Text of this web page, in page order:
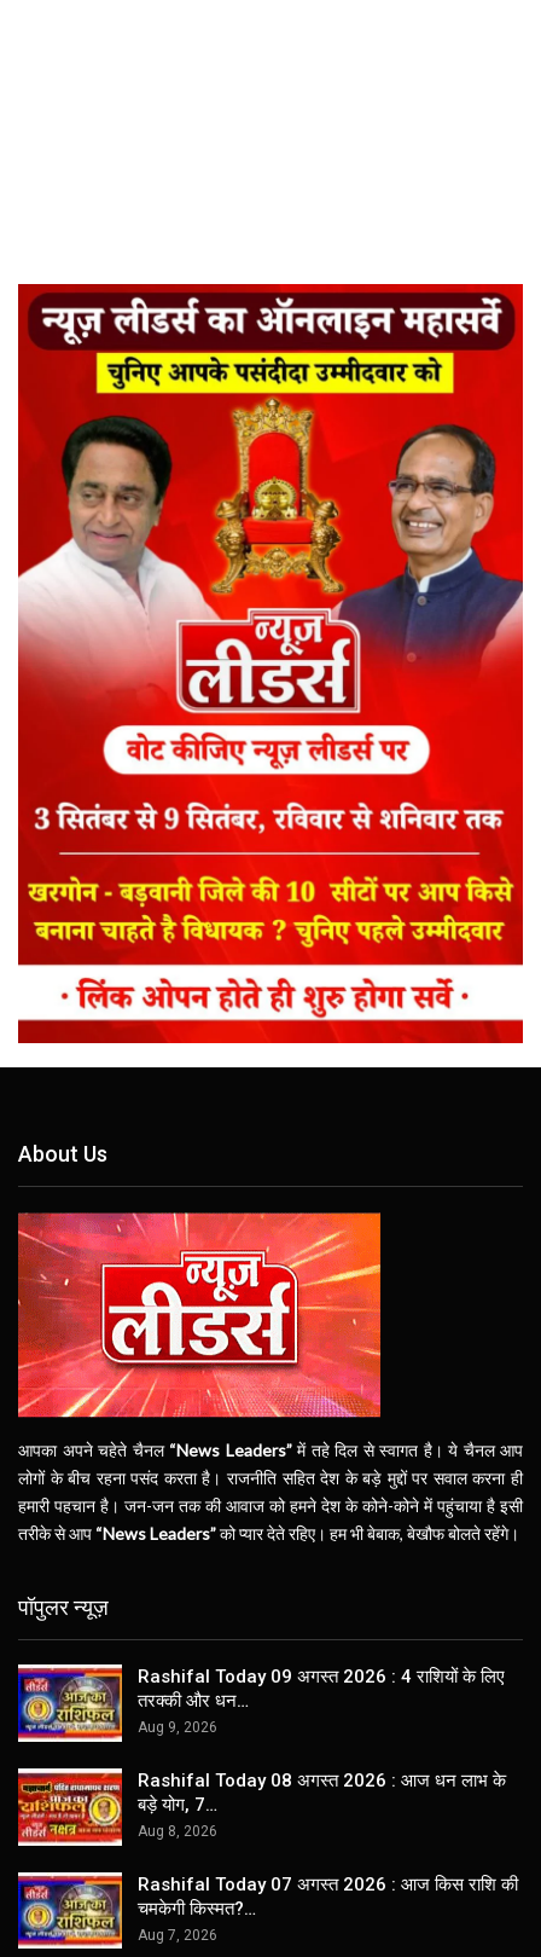
About Us
आपका अपने चहेते चैनल “News Leaders”में तहे दिल से स्वागत है। ये चैनल आप
लोगों के बीच रहना पसंद करता है। राजनीति सहित देश के बड़े मुद्दों पर सवाल करना ही
हमारी पहचान है। जन-जन तक की आवाज को हमने देश के कोने-कोने में पहुंचाया है इसी
तरीके से आप “News Leaders”को प्यार देते रहिए। हम भी बेबाक, बेखौफ बोलते रहेंगे।
पॉपुलर न्यूज़
Rashifal Today 09 अगस्त 2026 : 4 राशियों के लिए
तरक्की और धन…
Aug 9, 2026
Rashifal Today 08 अगस्त 2026 : आज धन लाभ के
बड़े योग, 7…
Aug 8, 2026
Rashifal Today 07 अगस्त 2026 : आज किस राशि की
चमकेगी किस्मत?…
Aug 7, 2026